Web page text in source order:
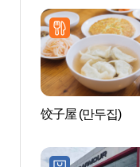
어싱 압구정점)
饺子屋 (만두집)